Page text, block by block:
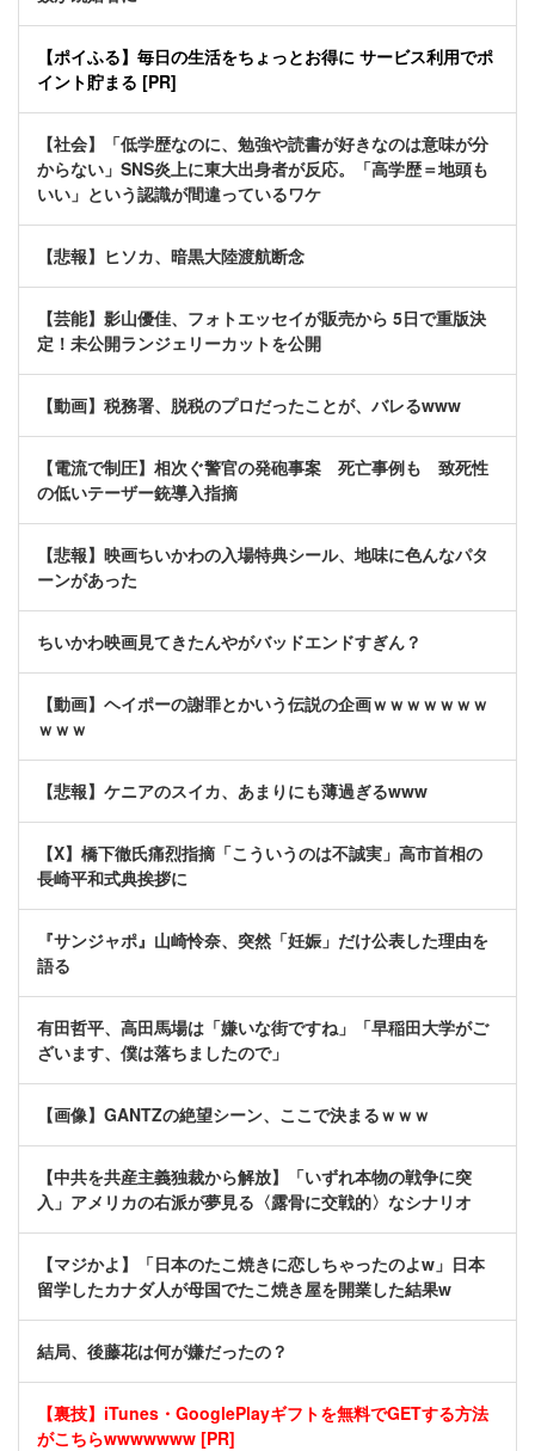
【ポイふる】毎日の生活をちょっとお得に サービス利用でポ
イント貯まる [PR]
【社会】「低学歴なのに、勉強や読書が好きなのは意味が分
からない」SNS炎上に東大出身者が反応。「高学歴＝地頭も
いい」という認識が間違っているワケ
【悲報】ヒソカ、暗黒大陸渡航断念
【芸能】影山優佳、フォトエッセイが販売から 5日で重版決
定！未公開ランジェリーカットを公開
【動画】税務署、脱税のプロだったことが、バレるwww
【電流で制圧】相次ぐ警官の発砲事案 死亡事例も 致死性
の低いテーザー銃導入指摘
【悲報】映画ちいかわの入場特典シール、地味に色んなパタ
ーンがあった
ちいかわ映画見てきたんやがバッドエンドすぎん？
【動画】ヘイポーの謝罪とかいう伝説の企画ｗｗｗｗｗｗｗ
ｗｗｗ
【悲報】ケニアのスイカ、あまりにも薄過ぎるwww
【X】橋下徹氏痛烈指摘「こういうのは不誠実」高市首相の
長崎平和式典挨拶に
『サンジャポ』山崎怜奈、突然「妊娠」だけ公表した理由を
語る
有田哲平、高田馬場は「嫌いな街ですね」「早稲田大学がご
ざいます、僕は落ちましたので」
【画像】GANTZの絶望シーン、ここで決まるｗｗｗ
【中共を共産主義独裁から解放】「いずれ本物の戦争に突
入」アメリカの右派が夢見る〈露骨に交戦的〉なシナリオ
【マジかよ】「日本のたこ焼きに恋しちゃったのよw」日本
留学したカナダ人が母国でたこ焼き屋を開業した結果w
結局、後藤花は何が嫌だったの？
【裏技】iTunes・GooglePlayギフトを無料でGETする方法
がこちらwwwwwww [PR]